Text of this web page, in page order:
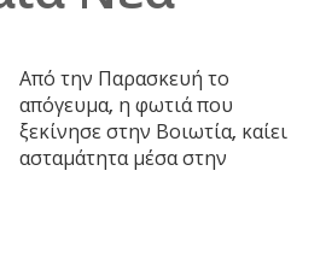
Από την Παρασκευή το
απόγευμα, η φωτιά που
ξεκίνησε στην Βοιωτία, καίει
ασταμάτητα μέσα στην